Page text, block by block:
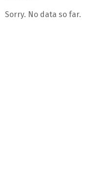
Sorry. No data so far.